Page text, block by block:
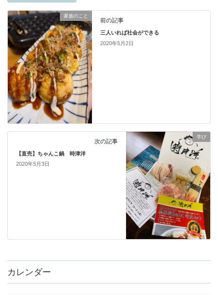
家族のこと
前の記事
三人いれば社会ができる
2020年5月2日
学び
次の記事
【直売】ちゃんこ鍋 時津洋
2020年5月3日
カレンダー